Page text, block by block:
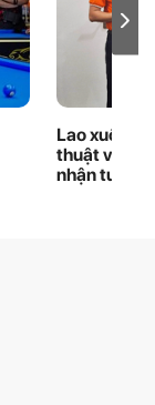
Lao xuống
thuật viên
nhận tuyên